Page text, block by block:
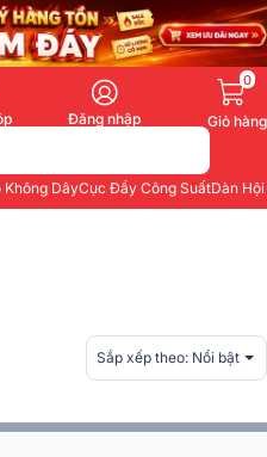
Đăng nhập
0
Giỏ hàng
Không DâyCục Đẩy Công SuấtDàn
Sắp xếp theo: Nổi bật